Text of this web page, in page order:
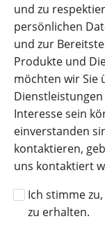
und zu
persönlichen
und zur
Produkte und
möchten wir Sie
Interesse sein
einverstanden
kontaktieren,
uns kontaktiert
Ich stimme
zu erhalten.